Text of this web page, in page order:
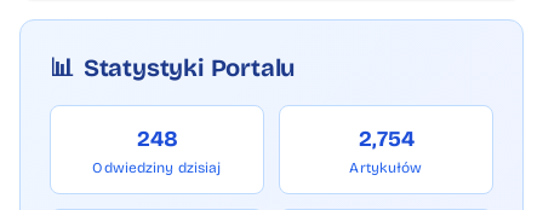
📊 Statystyki Portalu
248
Odwiedziny dzisiaj
2,754
Artykułów